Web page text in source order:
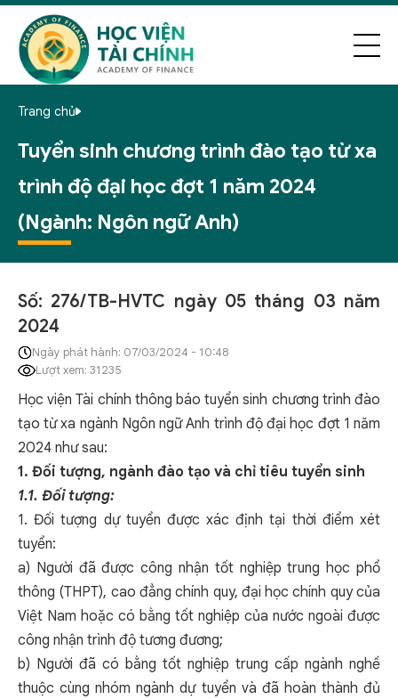
Trang chủ
Tuyển sinh chương trình đào tạo từ xa
trình độ đại học đợt 1 năm 2024
(Ngành: Ngôn ngữ Anh)
Số: 276/TB-HVTC ngày 05 tháng 03 năm
2024
Ngày phát hành: 07/03/2024 - 10:48
Lượt xem: 31235
Học viện Tài chính thông báo tuyển sinh chương trình đào
tạo từ xa ngành Ngôn ngữ Anh trình độ đại học đợt 1 năm
2024 như sau:
1. Đối tượng, ngành đào tạo và chỉ tiêu tuyển sinh
1.1. Đối tượng:
1. Đối tượng dự tuyển được xác định tại thời điểm xét
tuyển:
a) Người đã được công nhận tốt nghiệp trung học phổ
thông (THPT), cao đẳng chính quy, đại học chính quy của
Việt Nam hoặc có bằng tốt nghiệp của nước ngoài được
công nhận trình độ tương đương;
b) Người đã có bằng tốt nghiệp trung cấp ngành nghề
thuộc cùng nhóm ngành dự tuyển và đã hoàn thành đủ